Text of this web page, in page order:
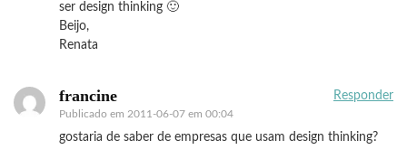
ser design thinking 🙂
Beijo,
Renata
francine
Publicado em 2011-06-07 em 00:04
Responder
gostaria de saber de empresas que usam design thinking?